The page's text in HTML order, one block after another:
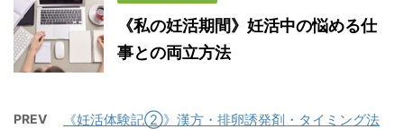
《私の妊活期間》妊活中の悩める仕
事との両立方法
PREV
《妊活体験記②》漢方・排卵誘発剤・タイミング法